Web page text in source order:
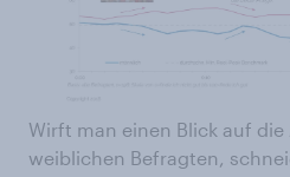
Wirft man einen Blick auf
weiblichen Befragten,